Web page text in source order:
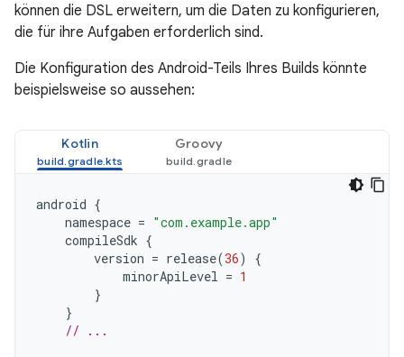
können die DSL erweitern, um die Daten zu konfigurieren,
die für ihre Aufgaben erforderlich sind.
Die Konfiguration des Android-Teils Ihres Builds könnte
beispielsweise so aussehen:
Kotlin Groovy
android {
namespace = "com.example.app"
compileSdk {
version = release(36)
{
minorApiLevel = 1
}
}
// ...